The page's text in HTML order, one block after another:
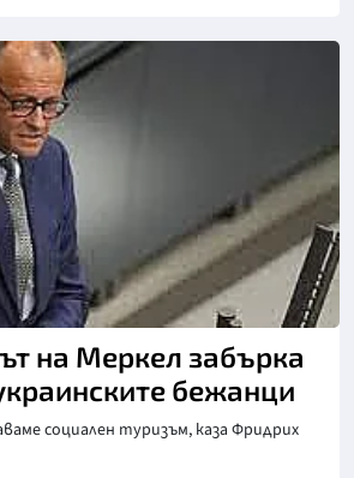
на Меркел забърка
бежанци
социален туризъм, каза Фридрих